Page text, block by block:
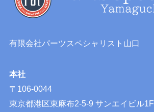
有限会社パーツスペシャリスト山口
本社
〒106-0044
東京都港区東麻布2-5-9 サンエイビル1F